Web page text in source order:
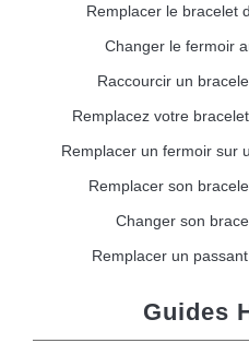
Remplacer le bracelet
Changer le fermoir
Raccourcir un
Remplacez votre
Remplacer un fermoir sur
Remplacer son
Changer son
Remplacer un
Guides